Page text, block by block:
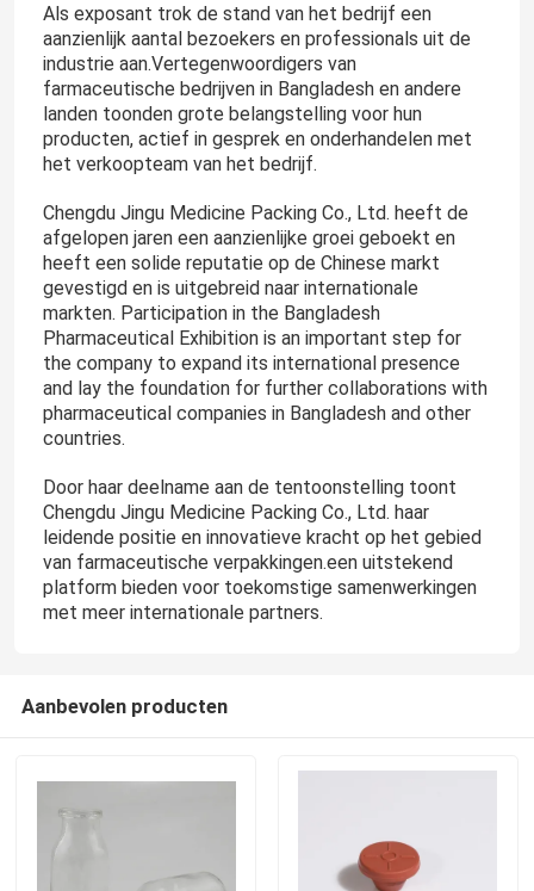
Thuis
Als exposant trok de stand van het bedrijf een
aanzienlijk aantal bezoekers en professionals uit de
industrie aan.Vertegenwoordigers van
farmaceutische bedrijven in Bangladesh en andere
landen toonden grote belangstelling voor hun
producten, actief in gesprek en onderhandelen met
het verkoopteam van het bedrijf.
Chengdu Jingu Medicine Packing Co., Ltd. heeft de
afgelopen jaren een aanzienlijke groei geboekt en
heeft een solide reputatie op de Chinese markt
gevestigd en is uitgebreid naar internationale
markten. Participation in the Bangladesh
Pharmaceutical Exhibition is an important step for
the company to expand its international presence
and lay the foundation for further collaborations with
pharmaceutical companies in Bangladesh and other
countries.
Door haar deelname aan de tentoonstelling toont
Chengdu Jingu Medicine Packing Co., Ltd. haar
leidende positie en innovatieve kracht op het gebied
van farmaceutische verpakkingen.een uitstekend
platform bieden voor toekomstige samenwerkingen
met meer internationale partners.
Aanbevolen producten